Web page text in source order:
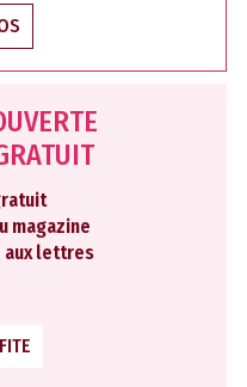
magazine
aux lettres